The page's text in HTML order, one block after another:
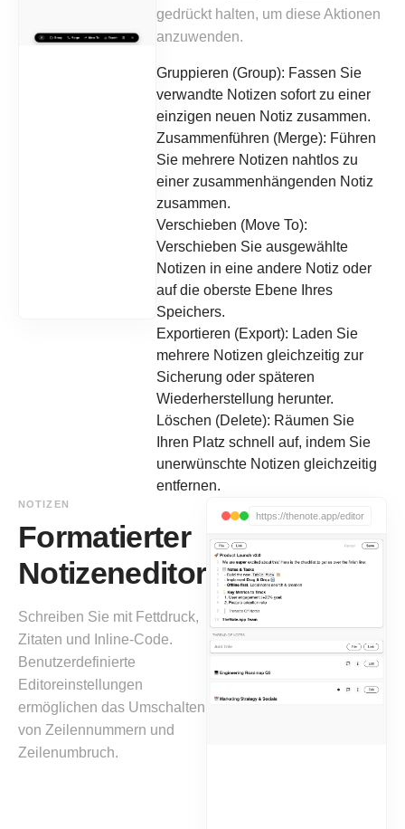
gedrückt halten, um diese Aktionen
anzuwenden.
Gruppieren (Group): Fassen Sie
verwandte Notizen sofort zu einer
einzigen neuen Notiz zusammen.
Zusammenführen (Merge): Führen
Sie mehrere Notizen nahtlos zu
einer zusammenhängenden Notiz
zusammen.
Verschieben (Move To):
Verschieben Sie ausgewählte
Notizen in eine andere Notiz oder
auf die oberste Ebene Ihres
Speichers.
Exportieren (Export): Laden Sie
mehrere Notizen gleichzeitig zur
Sicherung oder späteren
Wiederherstellung herunter.
Löschen (Delete): Räumen Sie
Ihren Platz schnell auf, indem Sie
unerwünschte Notizen gleichzeitig
entfernen.
NOTIZEN
Formatierter
Notizeneditor
Schreiben Sie mit Fettdruck,
Zitaten und Inline-Code.
Benutzerdefinierte
Editoreinstellungen
ermöglichen das Umschalten
von Zeilennummern und
Zeilenumbruch.
https://thenote.app/editor